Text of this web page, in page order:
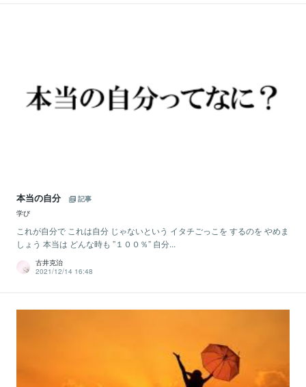
本当の自分
記事
学び
これが自分で これは自分 じゃないという イタチごっこを するのを やめま
しょう 本当は どんな時も ”１００％” 自分...
古井克治
2021/12/14 16:48